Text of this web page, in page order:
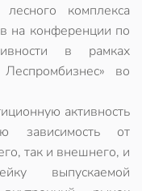
комплекса
на конференции по
в рамках
Леспромбизнес» во
активность
зависимость от
так и внешнего, и
выпускаемой